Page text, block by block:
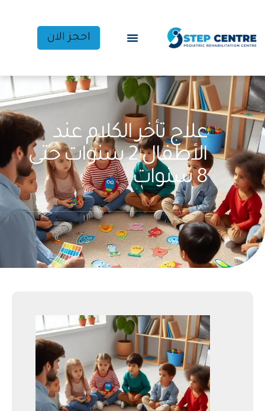
احجز الان
علاج تأخر الكلام عند
الأطفال 2 سنوات حتى
8 سنوات